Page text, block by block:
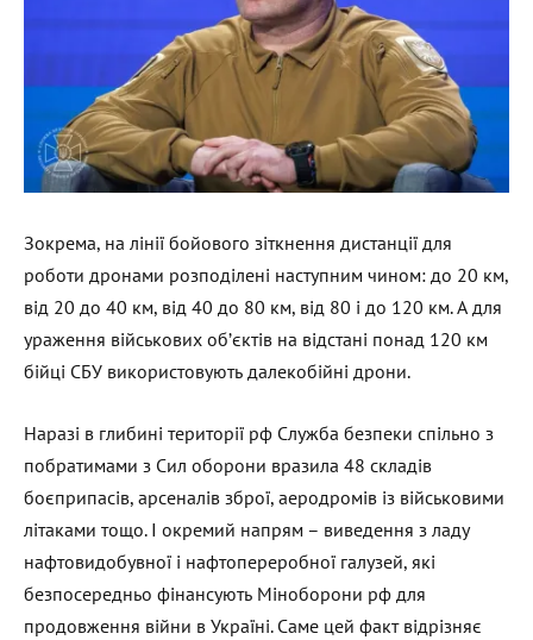
Зокрема, на лінії бойового зіткнення дистанції для
роботи дронами розподілені наступним чином: до 20 км,
від 20 до 40 км, від 40 до 80 км, від 80 і до 120 км. А для
ураження військових обʼєктів на відстані понад 120 км
бійці СБУ використовують далекобійні дрони.
Наразі в глибині території рф Служба безпеки спільно з
побратимами з Сил оборони вразила 48 складів
боєприпасів, арсеналів зброї, аеродромів із військовими
літаками тощо. І окремий напрям – виведення з ладу
нафтовидобувної і нафтопереробної галузей, які
безпосередньо фінансують Міноборони рф для
продовження війни в Україні. Саме цей факт відрізняє